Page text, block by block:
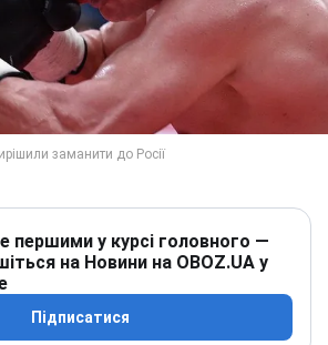
першими у курсі головного —
на Новини на OBOZ.UA у
Підписатися